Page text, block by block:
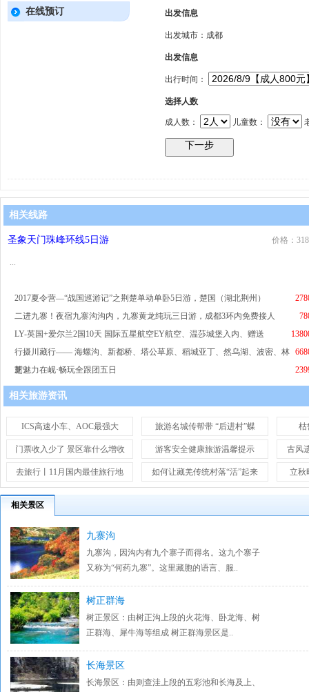
在线预订 出发信息
出发城市：成都
出发信息
出行时间：
选择人数
成人数： 儿童数：
相关线路
圣象天门珠峰环线5日游 价格：
...
2017夏令营—“战国巡游记”之荆楚单动单卧5日游，楚国（湖北荆州）
二进九寨！夜宿九寨沟沟内，九寨黄龙纯玩三日游，成都3环内免费接人
LY-英国+爱尔兰2国10天 国际五星航空EY航空、温莎城堡入内、赠送
行摄川藏行—— 海螺沟、新都桥、塔公草原、稻城亚丁、然乌湖、波密、林
芝、
新魅力在岘·畅玩全跟团五日
相关旅游资讯
ICS高速小车、AOC最强大 旅游名城传帮带 “后进村”蝶 枯
门票收入少了 景区靠什么增收 游客安全健康旅游温馨提示 古风
去旅行丨11月国内最佳旅行地 如何让藏羌传统村落“活”起来 立秋
相关景区
九寨沟
九寨沟，因沟内有九个寨子而得名。这九个寨子
又称为“何药九寨”。这里藏胞的语言、服..
树正群海
树正景区：由树正沟上段的火花海、卧龙海、树
正群海、犀牛海等组成 树正群海景区是..
长海景区
长海景区：由则查洼上段的五彩池和长海及上、